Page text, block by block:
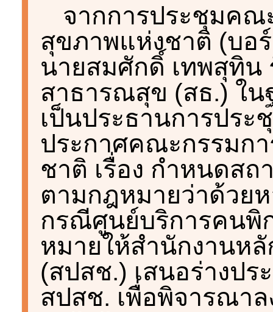
จากการประชุมคณ
สุขภาพแห่งชาติ (บอ
นายสมศักดิ์ เทพสุทิน
สาธารณสุข (สธ.) ใ
เป็นประธานการประ
ประกาศคณะกรรมก
ชาติ เรื่อง กำหนดส
ตามกฎหมายว่าด้วย
กรณีศูนย์บริการคนพิ
หมายให้สำนักงานห
(สปสช.) เสนอร่างป
สปสช. เพื่อพิจารณา